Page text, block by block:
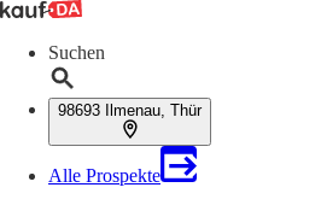
Suchen
98693 Ilmenau, Thür
Alle Prospekte